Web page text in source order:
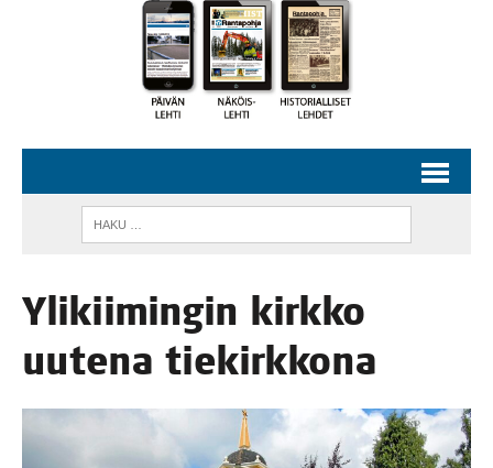
Yli­kii­min­gin kirk­ko
uute­na tiekirkkona